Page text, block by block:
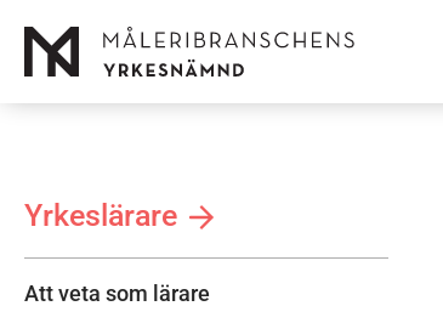
menu
Yrkeslärare
Att veta som lärare